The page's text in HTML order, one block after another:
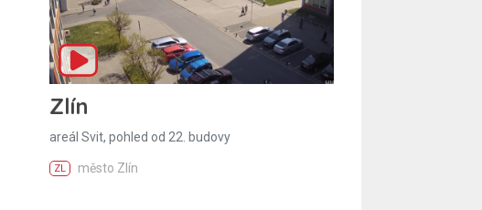
Zlín
areál Svit, pohled od 22. budovy
ZL město Zlín